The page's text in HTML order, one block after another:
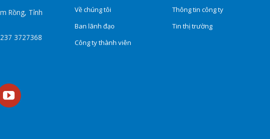
Rồng, Tỉnh
3727368
Về chúng tôi
Ban lãnh đạo
Công ty thành viên
Thông tin công ty
Tin thị trường